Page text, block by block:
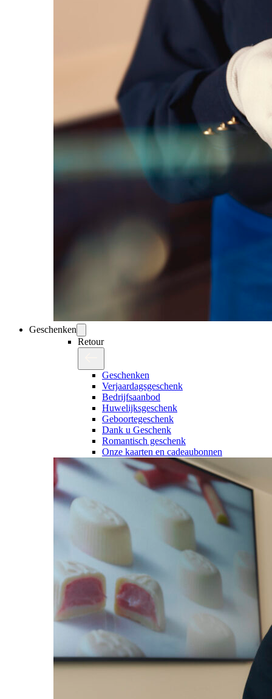
Geschenken
Retour
Geschenken
Verjaardagsgeschenk
Bedrijfsaanbod
Huwelijksgeschenk
Geboortegeschenk
Dank u Geschenk
Romantisch geschenk
Onze kaarten en cadeaubonnen